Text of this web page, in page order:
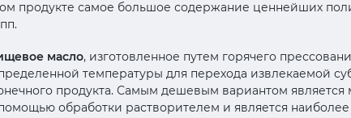
продукте самое большое содержание ценнейших
масло, изготовленное путем горячего
температуры для перехода извлекаемой
продукта. Самым дешевым вариантом является
обработки растворителем и является наиболее